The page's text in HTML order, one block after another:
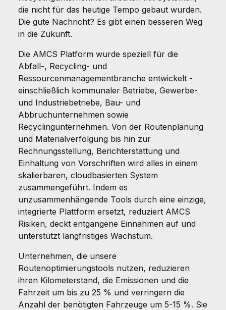
die nicht für das heutige Tempo gebaut wurden.
Die gute Nachricht? Es gibt einen besseren Weg
in die Zukunft.
Die AMCS Platform wurde speziell für die
Abfall-, Recycling- und
Ressourcenmanagementbranche entwickelt -
einschließlich kommunaler Betriebe, Gewerbe-
und Industriebetriebe, Bau- und
Abbruchunternehmen sowie
Recyclingunternehmen. Von der Routenplanung
und Materialverfolgung bis hin zur
Rechnungsstellung, Berichterstattung und
Einhaltung von Vorschriften wird alles in einem
skalierbaren, cloudbasierten System
zusammengeführt. Indem es
unzusammenhängende Tools durch eine einzige,
integrierte Plattform ersetzt, reduziert AMCS
Risiken, deckt entgangene Einnahmen auf und
unterstützt langfristiges Wachstum.
Unternehmen, die unsere
Routenoptimierungstools nutzen, reduzieren
ihren Kilometerstand, die Emissionen und die
Fahrzeit um bis zu 25 % und verringern die
Anzahl der benötigten Fahrzeuge um 5-15 %. Sie